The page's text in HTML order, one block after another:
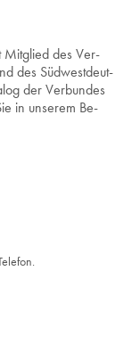
Mit­glied des Ver­
des Süd­west­deut­
der Ver­bun­des
in un­se­rem Be­